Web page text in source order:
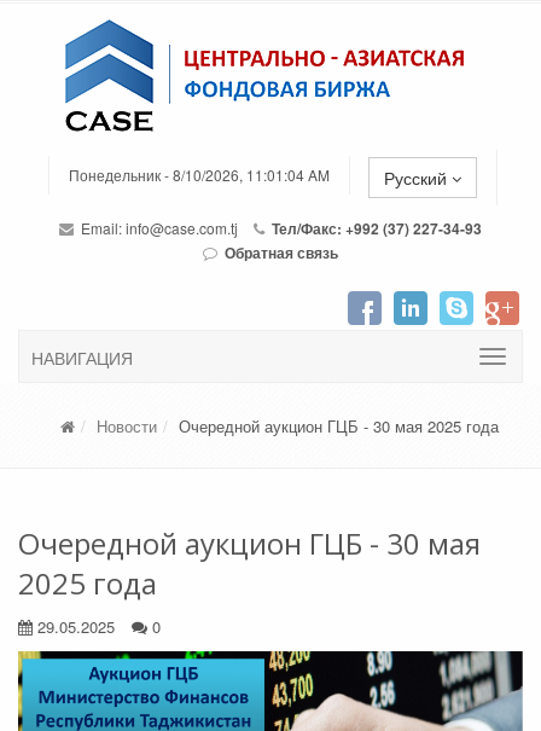
Понедельник - 8/10/2026, 11:01:04 AM Русский
Email:info@case.com.tj
Тел/Факс: +992 (37) 227-34-93
Обратная связь
НАВИГАЦИЯ
Новости Очередной аукцион ГЦБ - 30 мая 2025 года
Очередной аукцион ГЦБ - 30 мая
2025 года
29.05.2025 0